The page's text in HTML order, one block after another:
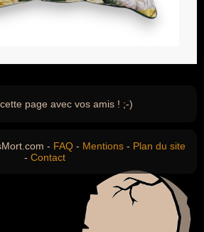
page avec vos amis ! ;-)
- FAQ - Mentions - Plan du site
- Contact